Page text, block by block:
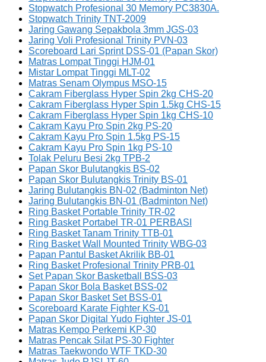
Stopwatch Profesional 30 Memory PC3830A.
Stopwatch Trinity TNT-2009
Jaring Gawang Sepakbola 3mm JGS-03
Jaring Voli Profesional Trinity PVN-03
Scoreboard Lari Sprint DSS-01 (Papan Skor)
Matras Lompat Tinggi HJM-01
Mistar Lompat Tinggi MLT-02
Matras Senam Olympus MSO-15
Cakram Fiberglass Hyper Spin 2kg CHS-20
Cakram Fiberglass Hyper Spin 1.5kg CHS-15
Cakram Fiberglass Hyper Spin 1kg CHS-10
Cakram Kayu Pro Spin 2kg PS-20
Cakram Kayu Pro Spin 1.5kg PS-15
Cakram Kayu Pro Spin 1kg PS-10
Tolak Peluru Besi 2kg TPB-2
Papan Skor Bulutangkis BS-02
Papan Skor Bulutangkis Trinity BS-01
Jaring Bulutangkis BN-02 (Badminton Net)
Jaring Bulutangkis BN-01 (Badminton Net)
Ring Basket Portable Trinity TR-02
Ring Basket Portabel TR-01 PERBASI
Ring Basket Tanam Trinity TTB-01
Ring Basket Wall Mounted Trinity WBG-03
Papan Pantul Basket Akrilik BB-01
Ring Basket Profesional Trinity PRB-01
Set Papan Skor Basketball BSS-03
Papan Skor Bola Basket BSS-02
Papan Skor Basket Set BSS-01
Scoreboard Karate Fighter KS-01
Papan Skor Digital Yudo Fighter JS-01
Matras Kempo Perkemi KP-30
Matras Pencak Silat PS-30 Fighter
Matras Taekwondo WTF TKD-30